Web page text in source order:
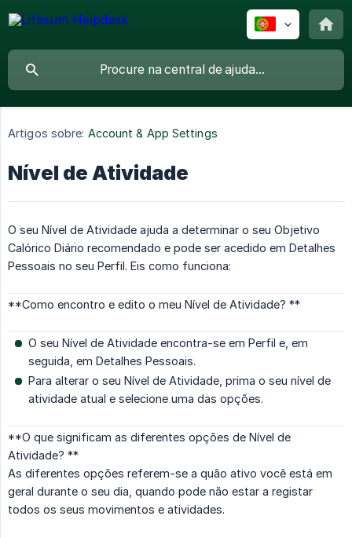
Artigos sobre: Account & App Settings
Nível de Atividade
O seu Nível de Atividade ajuda a determinar o seu Objetivo
Calórico Diário recomendado e pode ser acedido em Detalhes
Pessoais no seu Perfil. Eis como funciona:
**Como encontro e edito o meu Nível de Atividade? **
O seu Nível de Atividade encontra-se em Perfil e, em
seguida, em Detalhes Pessoais.
Para alterar o seu Nível de Atividade, prima o seu nível de
atividade atual e selecione uma das opções.
**O que significam as diferentes opções de Nível de
Atividade? **
As diferentes opções referem-se a quão ativo você está em
geral durante o seu dia, quando pode não estar a registar
todos os seus movimentos e atividades.